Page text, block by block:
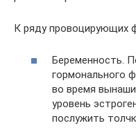
К ряду провоцирующих
Беременность.
гормонального
во время
уровень
послужить